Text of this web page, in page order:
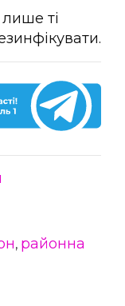
ті
, районна